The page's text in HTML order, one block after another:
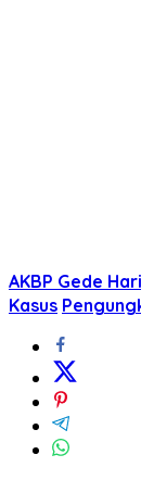
AKBP Gede
Kasus